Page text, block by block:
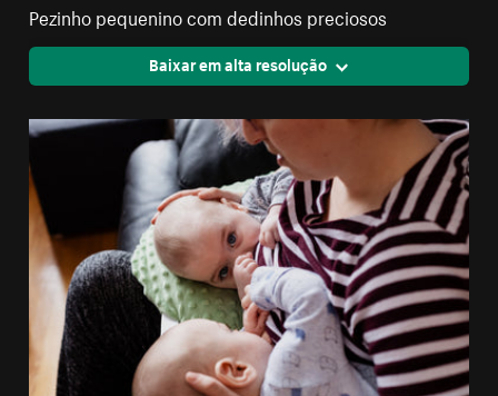
Pezinho pequenino com dedinhos preciosos
Baixar em alta resolução